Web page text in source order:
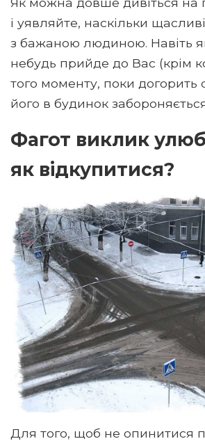
і уявляйте, наскільки щасливі
з бажаною людиною. Навіть
небудь прийде до Вас (крім
того моменту, поки догорить
його в будинок
Фагот виклик
як відкупитися?
Для того, щоб не опинитися